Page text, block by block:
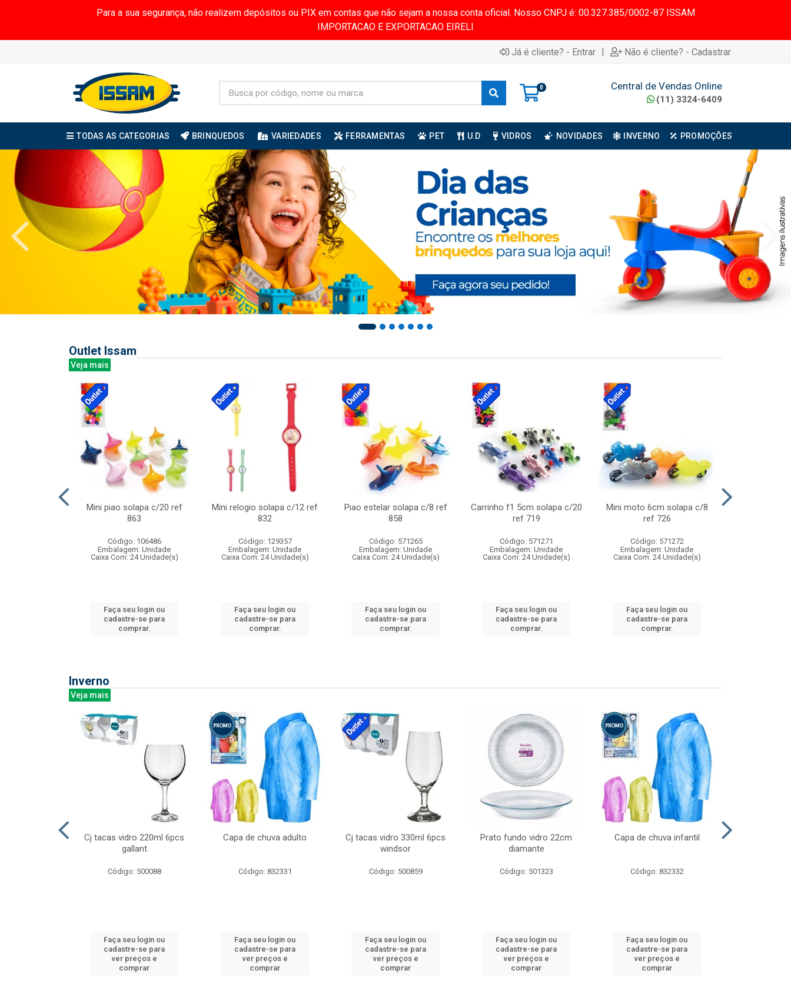
Para a sua segurança, não realizem depósitos ou PIX em contas que não sejam a nossa conta oficial. Nosso CNPJ é: 00.327.385/0002-87 ISSAM
IMPORTACAO E EXPORTACAO EIRELI
Já é cliente? - Entrar | Não é cliente? - Cadastrar
0 Central de Vendas Online
(11) 3324-6409
TODAS AS CATEGORIAS BRINQUEDOS VARIEDADES FERRAMENTAS PET U.D VIDROS NOVIDADES INVERNO PROMOÇÕES
Outlet Issam
Veja mais
Mini piao solapa c/20 ref
863
Código: 106486
Embalagem: Unidade
Caixa Com: 24 Unidade(s)
Faça seu login ou
cadastre-se para
comprar.
Mini relogio solapa c/12 ref
832
Código: 129357
Embalagem: Unidade
Caixa Com: 24 Unidade(s)
Faça seu login ou
cadastre-se para
comprar.
Piao estelar solapa c/8 ref
858
Código: 571265
Embalagem: Unidade
Caixa Com: 24 Unidade(s)
Faça seu login ou
cadastre-se para
comprar.
Carrinho f1 5cm solapa c/20
ref 719
Código: 571271
Embalagem: Unidade
Caixa Com: 24 Unidade(s)
Faça seu login ou
cadastre-se para
comprar.
Mini moto 6cm solapa c/8
ref 726
Código: 571272
Embalagem: Unidade
Caixa Com: 24 Unidade(s)
Faça seu login ou
cadastre-se para
comprar.
Inverno
Veja mais
Cj tacas vidro 220ml 6pcs
gallant
Código: 500088
Faça seu login ou
cadastre-se para
ver preços e
comprar
Capa de chuva adulto
Código: 832331
Faça seu login ou
cadastre-se para
ver preços e
comprar
Cj tacas vidro 330ml 6pcs
windsor
Código: 500859
Faça seu login ou
cadastre-se para
ver preços e
comprar
Prato fundo vidro 22cm
diamante
Código: 501323
Faça seu login ou
cadastre-se para
ver preços e
comprar
Capa de chuva infantil
Código: 832332
Faça seu login ou
cadastre-se para
ver preços e
comprar